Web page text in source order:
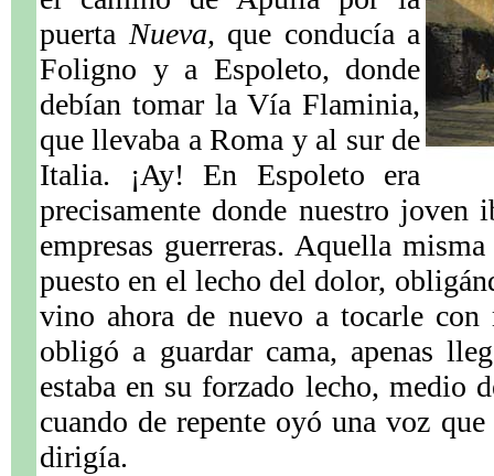
puertaNueva, que conducía a
Foligno y a Espoleto, donde
debían tomar la Vía Flaminia,
que llevaba a Roma y al sur de
Italia. ¡Ay! En Espoleto era
precisamente donde nuestro joven
empresas guerreras. Aquella
puesto en el lecho del dolor,
vino ahora de nuevo a tocarle con
obligó a guardar cama, apenas
estaba en su forzado lecho, medio
cuando de repente oyó una voz
dirigía.